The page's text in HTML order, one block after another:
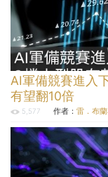
AI軍備競賽進入
有望翻10倍
5,577 作者： 雷．布